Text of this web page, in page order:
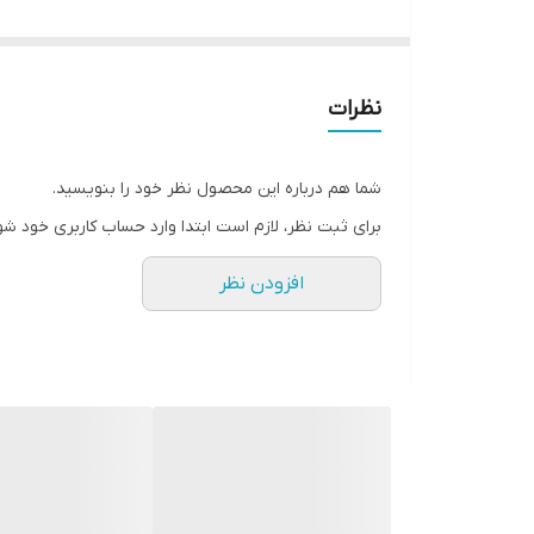
" استارماشو " را به فارسی یا
انگلیسی " starmasho " جستجو کنید.
نظرات
شما هم درباره این محصول نظر خود را بنویسید.
برای ثبت نظر، لازم است ابتدا وارد حساب کاربری خود
افزودن نظر